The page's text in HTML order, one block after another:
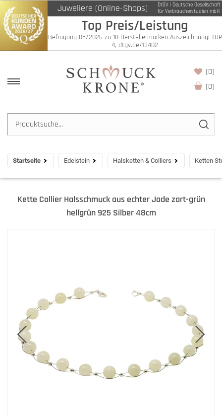
Juweliere (Online-Shops)
DtGV | Deutsche Gesellschaft
für Verbraucherstudien mbH
Top Preis/Leistung
Befragung 05/2026 zu 18 Herstellermarken Auszeichnung: TOP
4, dtgv.de/13402
(0)
(0)
Startseite Edelstein Halsketten & Colliers Ketten
Kette Collier Halsschmuck aus echter Jade zart-grün
hellgrün 925 Silber 48cm